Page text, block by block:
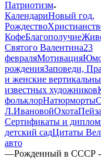
Патриотизм
КалендариНовый год,
Рождество
КофеБлагополучие
Святого Валентина23
февраляМотивация
рожденияЗаповеди,
и женские
известных художников
фольклорНатюрморты
Л.ИвановойОхота
Сертификаты и
детский садЦитаты
авто
—Рожденный в СССР